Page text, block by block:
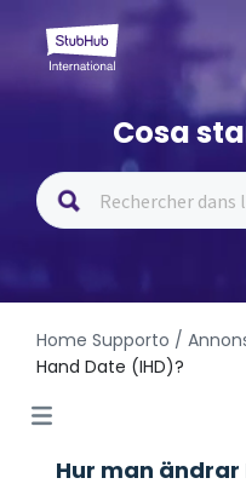
Cosa
Home Supporto /
Hand Date (IHD)?
Hur man ändrar